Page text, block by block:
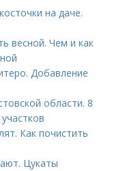
на даче.
весной. Чем и как
Добавление
области. 8
Как почистить
Цукаты